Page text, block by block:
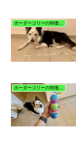
ボーダーコリーの特徴と暮らし
ボーダーコリーの特徴と暮らし